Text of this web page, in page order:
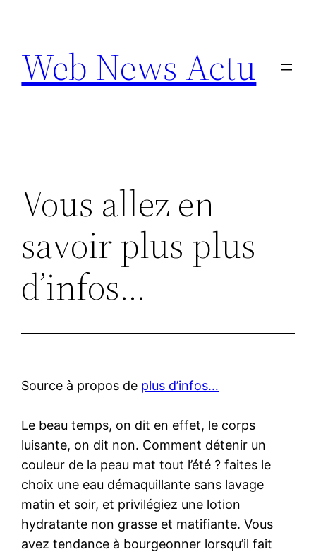
contenu
Web News Actu
Vous allez en
savoir plus plus
d’infos…
Source à propos de plus d’infos…
Le beau temps, on dit en effet, le corps
luisante, on dit non. Comment détenir un
couleur de la peau mat tout l’été ? faites le
choix une eau démaquillante sans lavage
matin et soir, et privilégiez une lotion
hydratante non grasse et matifiante. Vous
avez tendance à bourgeonner lorsqu’il fait